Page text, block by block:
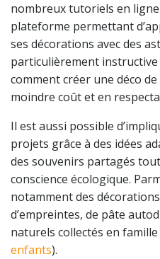
nombreux tutoriels en ligne
plateforme permettant
ses décorations avec des
particulièrement instructive
comment créer une déco
moindre coût et en
Il est aussi possible
projets grâce à des idées
des souvenirs partagés
conscience écologique.
notamment des
d’empreintes, de pâte
naturels collectés en famille
enfants).